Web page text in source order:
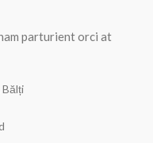
parturient orci at
Bălți